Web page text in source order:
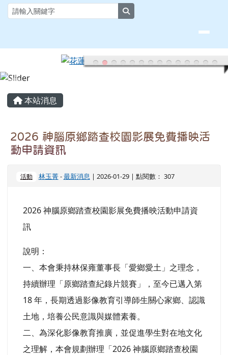
跳至主內容區
花蓮縣大榮國小全球資訊網
主內容區域
本站消息
2026 神腦原鄉踏查校園影展免費播映活
動申請資訊
活動 林玉菁-最新消息 | 2026-01-29 | 點閱數： 307
2026 神腦原鄉踏查校園影展免費播映活動申請資
訊
說明：
一、本會秉持林保雍董事長「愛鄉愛土」之理念，
持續辦理「原鄉踏查紀錄片競賽」，至今已邁入第
18 年，長期透過影像教育引導師生關心家鄉、認識
土地，培養公民意識與媒體素養。
二、為深化影像教育推廣，並促進學生對在地文化
之理解，本會規劃辦理「2026 神腦原鄉踏查校園
頁尾區域